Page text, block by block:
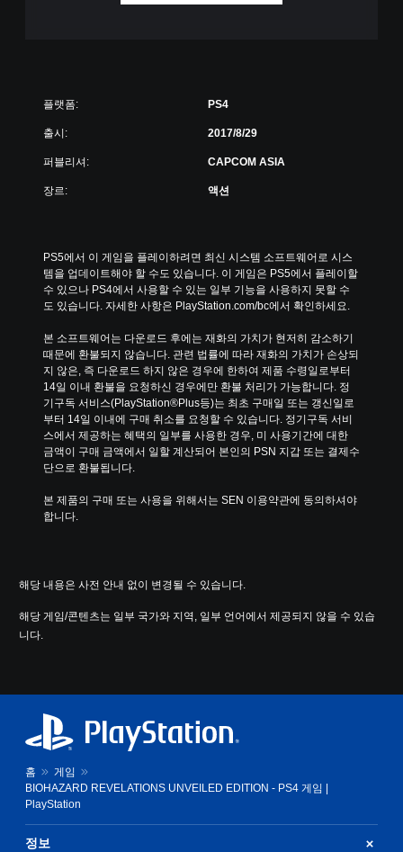
플랫폼: PS4
출시: 2017/8/29
퍼블리셔: CAPCOM ASIA
장르: 액션
PS5에서 이 게임을 플레이하려면 최신 시스템 소프트웨어로 시스
템을 업데이트해야 할 수도 있습니다. 이 게임은 PS5에서 플레이할
수 있으나 PS4에서 사용할 수 있는 일부 기능을 사용하지 못할 수
도 있습니다. 자세한 사항은 PlayStation.com/bc에서 확인하세요.
본 소프트웨어는 다운로드 후에는 재화의 가치가 현저히 감소하기
때문에 환불되지 않습니다. 관련 법률에 따라 재화의 가치가 손상되
지 않은, 즉 다운로드 하지 않은 경우에 한하여 제품 수령일로부터
14일 이내 환불을 요청하신 경우에만 환불 처리가 가능합니다. 정
기구독 서비스(PlayStation®Plus등)는 최초 구매일 또는 갱신일로
부터 14일 이내에 구매 취소를 요청할 수 있습니다. 정기구독 서비
스에서 제공하는 혜택의 일부를 사용한 경우, 미 사용기간에 대한
금액이 구매 금액에서 일할 계산되어 본인의 PSN 지갑 또는 결제수
단으로 환불됩니다.
본 제품의 구매 또는 사용을 위해서는 SEN 이용약관에 동의하셔야
합니다.
해당 내용은 사전 안내 없이 변경될 수 있습니다.
해당 게임/콘텐츠는 일부 국가와 지역, 일부 언어에서 제공되지 않을 수 있습
니다.
홈
게임
BIOHAZARD REVELATIONS UNVEILED EDITION - PS4 게임 |
PlayStation
정보